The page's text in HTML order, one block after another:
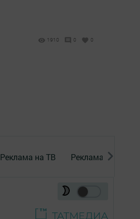
1910 0 0
Реклама на ТВ Реклама в